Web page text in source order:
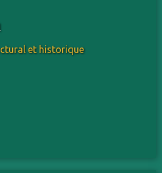
et historique